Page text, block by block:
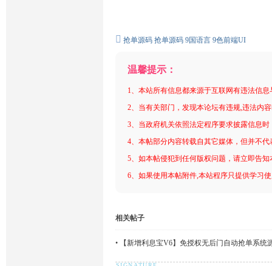
抢单源码 抢单源码 9国语言 9色前端UI
温馨提示：
1、本站所有信息都来源于互联网有违法信
2、当有关部门，发现本论坛有违规,违法内
3、当政府机关依照法定程序要求披露信息
4、本帖部分内容转载自其它媒体，但并不
5、如本帖侵犯到任何版权问题，请立即告
6、如果使用本帖附件,本站程序只提供学习
相关帖子
• 【新增利息宝V6】免授权无后门自动抢单系统